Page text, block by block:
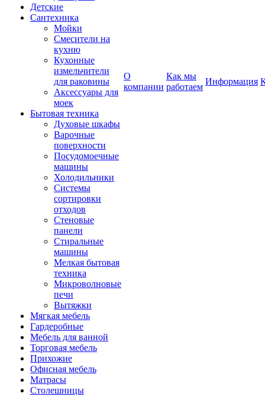
Детские
Сантехника
Мойки
Смесители на
кухню
Кухонные
измельчители
для раковины
Аксессуары для
моек
Бытовая техника
Духовые шкафы
Варочные
поверхности
Посудомоечные
машины
Холодильники
Системы
сортировки
отходов
Стеновые
панели
Стиральные
машины
Мелкая бытовая
техника
Микроволновые
печи
Вытяжки
Мягкая мебель
Гардеробные
Мебель для ванной
Торговая мебель
Прихожие
Офисная мебель
Матрасы
Столешницы
О
компании
Как мы
работаем
Информация